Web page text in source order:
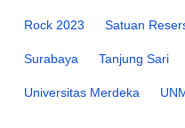
Rock 2023 Satuan
Surabaya Tanjung Sari
Universitas Merdeka